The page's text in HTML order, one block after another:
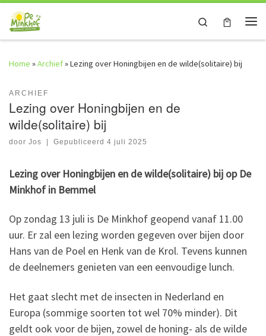
Skip to content
Search
Home »Archief»Lezing over Honingbijen en de wilde(solitaire) bij
ARCHIEF
Lezing over Honingbijen en de
wilde(solitaire) bij
door Jos | Gepubliceerd 4 juli 2025
Lezing over Honingbijen en de wilde(solitaire) bij op De
Minkhof in Bemmel
Op zondag 13 juli is De Minkhof geopend vanaf 11.00
uur. Er zal een lezing worden gegeven over bijen door
Hans van de Poel en Henk van de Krol. Tevens kunnen
de deelnemers genieten van een eenvoudige lunch.
Het gaat slecht met de insecten in Nederland en
Europa (sommige soorten tot wel 70% minder). Dit
geldt ook voor de bijen, zowel de honing- als de wilde